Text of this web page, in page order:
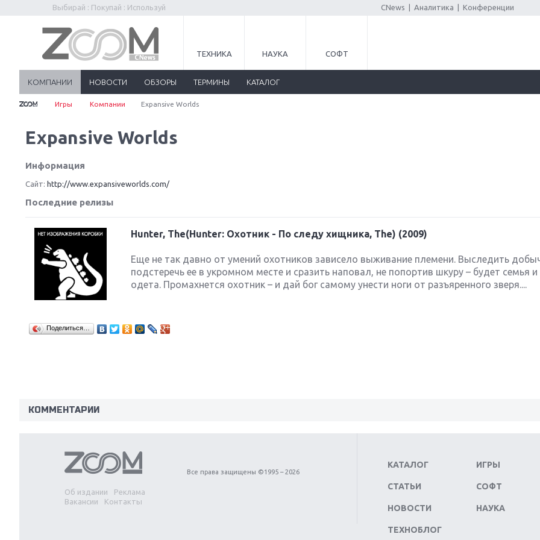
Выбирай : Покупай : Используй CNews Аналитика Конференции
ТЕХНИКА НАУКА СОФТ
КОМПАНИИ НОВОСТИ ОБЗОРЫ ТЕРМИНЫ КАТАЛОГ
Игры Компании Expansive Worlds
Expansive Worlds
Информация
Сайт: http://www.expansiveworlds.com/
Последние релизы
Hunter, The(Hunter: Охотник - По следу хищника, The) (2009)
Еще не так давно от умений охотников зависело выживание племени. Выследить
подстеречь ее в укромном месте и сразить наповал, не попортив шкуру – будет семья
одета. Промахнется охотник – и дай бог самому унести ноги от разъяренного зверя....
Поделиться…
КОММЕНТАРИИ
Об издании
Реклама
Вакансии
Контакты
Все права защищены ©1995 – 2026
КАТАЛОГ
СТАТЬИ
НОВОСТИ
ТЕХНОБЛОГ
ИГРЫ
СОФТ
НАУКА